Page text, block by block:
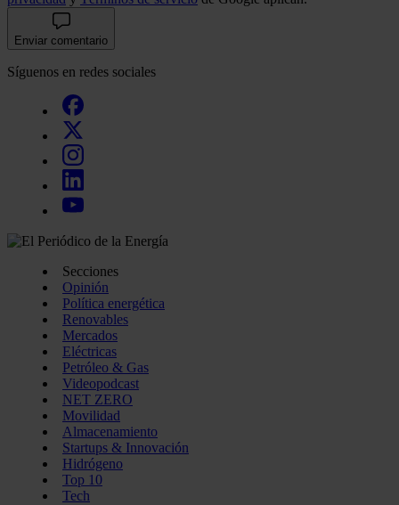
Enviar comentario
Síguenos en redes sociales
Secciones
Opinión
Política energética
Renovables
Mercados
Eléctricas
Petróleo & Gas
Videopodcast
NET ZERO
Movilidad
Almacenamiento
Startups & Innovación
Hidrógeno
Top 10
Tech